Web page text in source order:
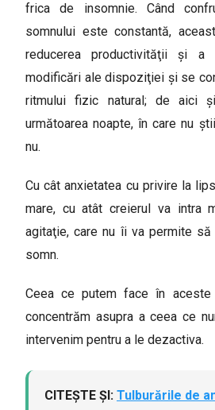
frica de insomnie. Când
somnului este constantă,
reducerea productivităţii și a
modificări ale dispoziţiei şi se
ritmului fizic natural; de aici
următoarea noapte, în care nu
nu.
Cu cât anxietatea cu privire la
mare, cu atât creierul va intra
agitaţie, care nu îi va permite
somn.
Ceea ce putem face în
concentrăm asupra a ceea ce
intervenim pentru a le dezactiva.
CITEȘTE ȘI: Tulburările de